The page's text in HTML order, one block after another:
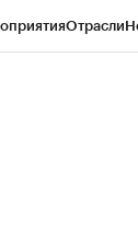
Отрасли